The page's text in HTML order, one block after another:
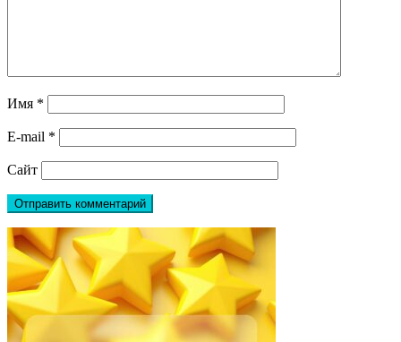
Имя *
E-mail *
Сайт